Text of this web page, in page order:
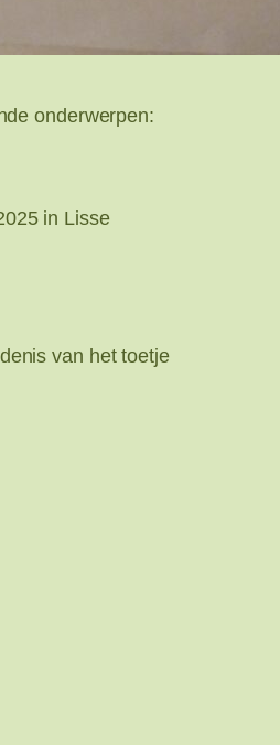
onderwerpen:
in Lisse
van het toetje